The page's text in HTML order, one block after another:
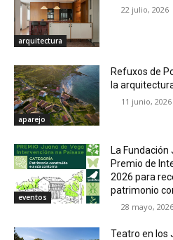
arquitectura
22 julio, 2026
aparejo
Refuxos de
la
11 junio, 2026
eventos
La Fundación
Premio de
2026 para
patrimonio
28 mayo, 2026
Teatro en los